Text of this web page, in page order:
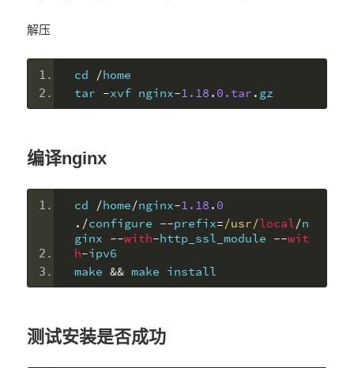
解压
cd /home
tar -xvf nginx-1.18 . 0.tar . gz
编译nginx
cd /home/nginx-1.18 . 0
./configure --prefix=/usr/local/n
ginx --with-http_ssl_module --wit
h-ipv6
make && make install
测试安装是否成功